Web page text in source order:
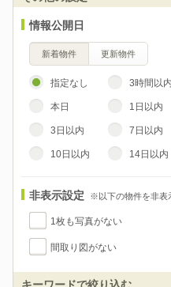
情報公開日
新着物件 更新物件
指定なし 3時間以内
本日 1日以内
3日以内 7日以内
10日以内 14日以内
非表示設定 ※以下の物件を非表
1枚も写真がない
間取り図がない